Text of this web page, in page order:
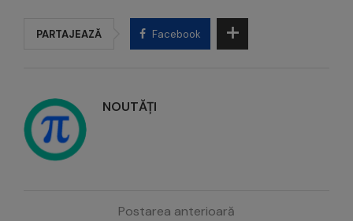
PARTAJEAZĂ Facebook
NOUTĂȚI
Postarea anterioară